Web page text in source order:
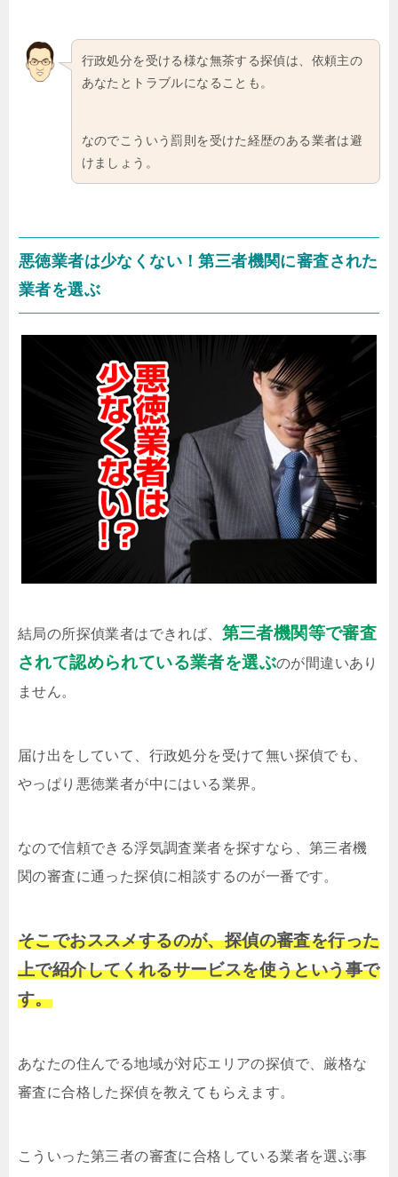
行政処分を受ける様な無茶する探偵は、依頼主の
あなたとトラブルになることも。
なのでこういう罰則を受けた経歴のある業者は避
けましょう。
悪徳業者は少なくない！第三者機関に審査された
業者を選ぶ
結局の所探偵業者はできれば、 第三者機関等で審査
されて認められている業者を選ぶのが間違いあり
ません。
届け出をしていて、行政処分を受けて無い探偵でも、
やっぱり悪徳業者が中にはいる業界。
なので信頼できる浮気調査業者を探すなら、第三者機
関の審査に通った探偵に相談するのが一番です。
そこでおススメするのが、探偵の審査を行った
上で紹介してくれるサービスを使うという事で
す。
あなたの住んでる地域が対応エリアの探偵で、厳格な
審査に合格した探偵を教えてもらえます。
こういった第三者の審査に合格している業者を選ぶ事